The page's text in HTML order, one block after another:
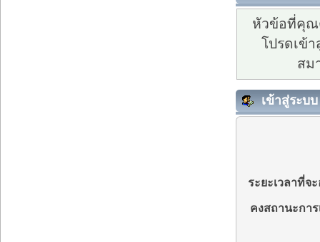
หัวข้อที่คุณ
โปรดเข้
สม
เข้าสู่ระบบ
ระยะเวลาที่จ
คงสถานะกา